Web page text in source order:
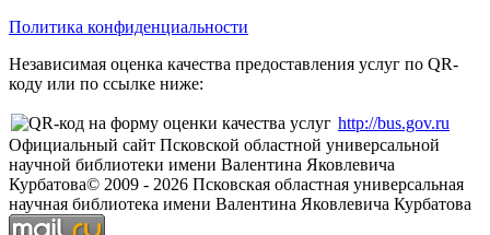
Политика конфиденциальности
Независимая оценка качества предоставления услуг по QR-
коду или по ссылке ниже:
http://bus.gov.ru
Официальный сайт Псковской областной универсальной
научной библиотеки имени Валентина Яковлевича
Курбатова© 2009 - 2026 Псковская областная универсальная
научная библиотека имени Валентина Яковлевича Курбатова